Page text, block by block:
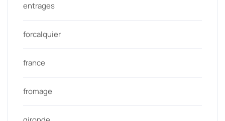
entrages
forcalquier
france
fromage